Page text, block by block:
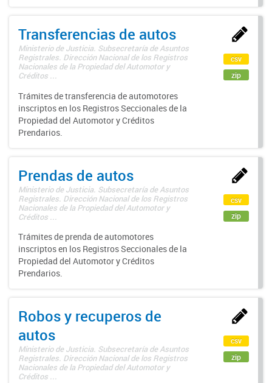
Transferencias de autos
Ministerio de Justicia. Subsecretaría de Asuntos
Registrales. Dirección Nacional de los Registros
Nacionales de la Propiedad del Automotor y
Créditos ...
Trámites de transferencia de automotores
inscriptos en los Registros Seccionales de la
Propiedad del Automotor y Créditos
Prendarios.
csv
zip
Prendas de autos
Ministerio de Justicia. Subsecretaría de Asuntos
Registrales. Dirección Nacional de los Registros
Nacionales de la Propiedad del Automotor y
Créditos ...
Trámites de prenda de automotores
inscriptos en los Registros Seccionales de la
Propiedad del Automotor y Créditos
Prendarios.
csv
zip
Robos y recuperos de
autos
Ministerio de Justicia. Subsecretaría de Asuntos
Registrales. Dirección Nacional de los Registros
Nacionales de la Propiedad del Automotor y
Créditos ...
csv
zip